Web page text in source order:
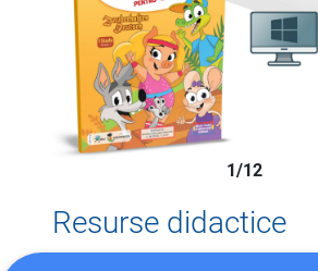
1/12
Resurse didactice